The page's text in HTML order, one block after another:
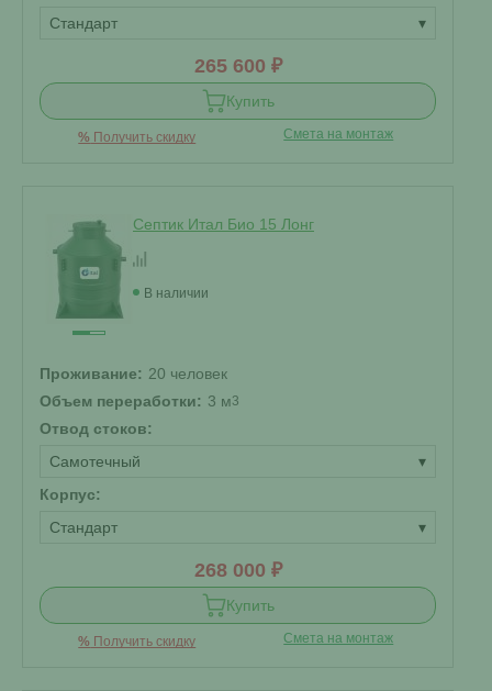
Стандарт
▾
265 600 ₽
Купить
% Получить скидку Смета на монтаж
Септик Итал Био 15 Лонг
В наличии
Проживание: 20 человек
Объем переработки: 3 м3
Отвод стоков:
Самотечный
▾
Корпус:
Стандарт
▾
268 000 ₽
Купить
% Получить скидку Смета на монтаж